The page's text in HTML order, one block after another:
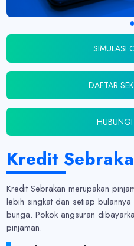
SIMULASI
DAFTAR
Kredit
Kredit Sebrakan merupakan
lebih singkat dan setiap
bunga. Pokok angsuran
pinjaman.